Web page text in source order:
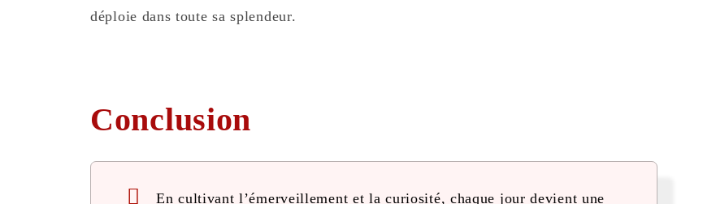
déploie dans toute sa splendeur.
Conclusion
En cultivant l’émerveillement et la curiosité, chaque jour devient une